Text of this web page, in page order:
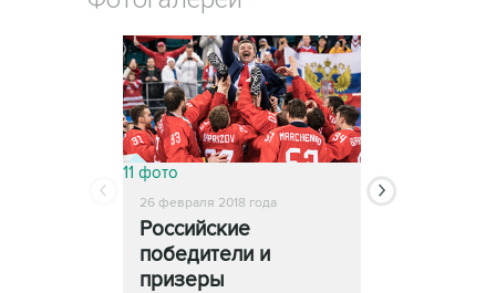
11 фото
26 февраля 2018 года
Российские
победители и
призеры
25 февраля 2018